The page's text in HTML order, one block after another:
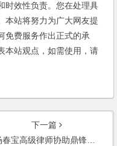
时效性负责。您在处理具
本站将努力为广大网友提
免费服务作出正式的承
本站观点，如需使用，请
下一篇
高级律师协助鼎锋京山顺利完成私募基金管理人登记